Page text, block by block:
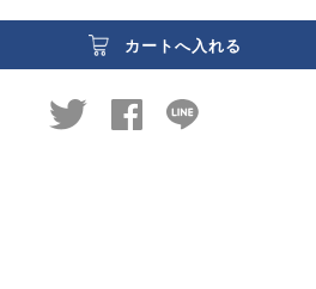
カートへ入れる
twitter facebook